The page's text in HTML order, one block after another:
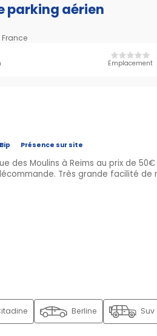
parking aérien
France
Emplacement
Bip Présence sur site
des Moulins à Reims au prix de
Très grande facilité de
Berline Suv